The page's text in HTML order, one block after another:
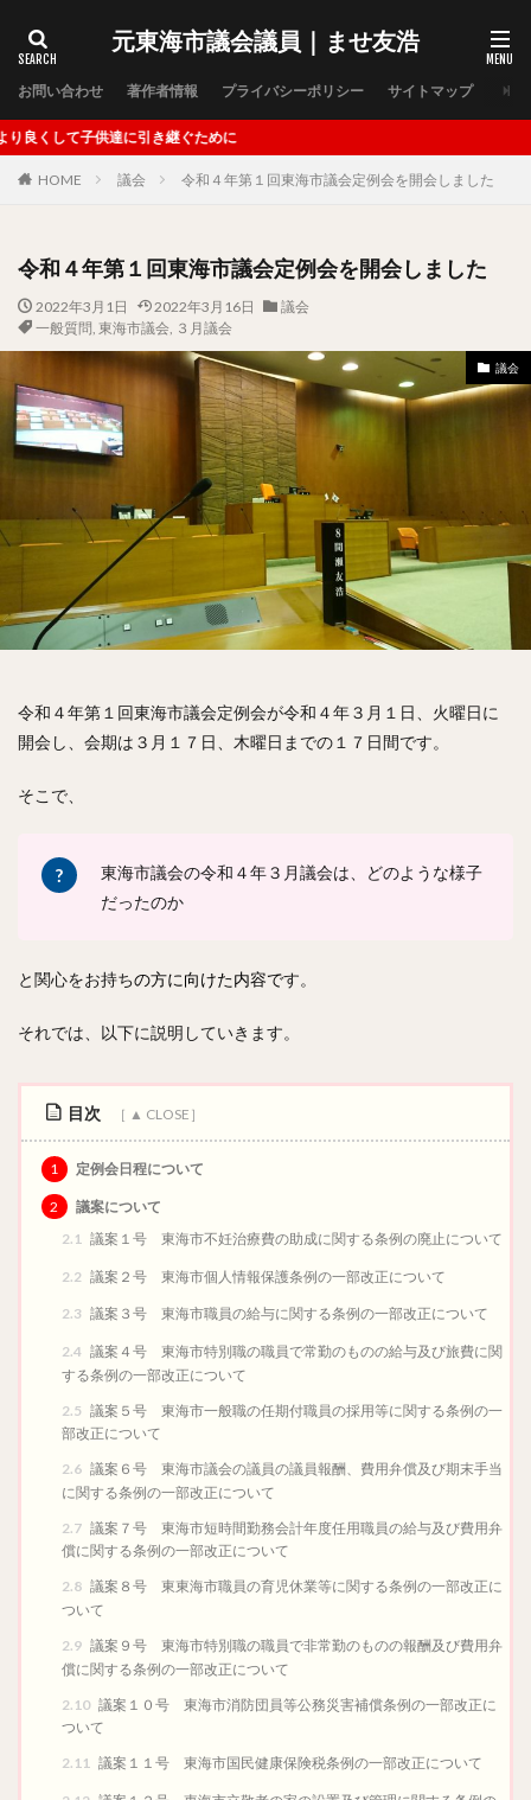
元東海市議会議員｜ませ友浩
お問い合わせ 著作者情報 プライバシーポリシー サイトマップ
に引き継ぐために
HOME 議会 令和４年第１回東海市議会定例会を開会しました
令和４年第１回東海市議会定例会を開会しました
2022年3月1日 2022年3月16日
議会
一般質問, 東海市議会, ３月議会
議会
令和４年第１回東海市議会定例会が令和４年３月１日、火曜日に
開会し、会期は３月１７日、木曜日までの１７日間です。
そこで、
東海市議会の令和４年３月議会は、どのような様子
だったのか
と関心をお持ちの方に向けた内容です。
それでは、以下に説明していきます。
目次
1 定例会日程について
2
議案について
2.1 議案１号 東海市不妊治療費の助成に関する条例の廃止について
2.2 議案２号 東海市個人情報保護条例の一部改正について
2.3 議案３号 東海市職員の給与に関する条例の一部改正について
2.4 議案４号 東海市特別職の職員で常勤のものの給与及び旅費に関
する条例の一部改正について
2.5 議案５号 東海市一般職の任期付職員の採用等に関する条例の一
部改正について
2.6 議案６号 東海市議会の議員の議員報酬、費用弁償及び期末手当
に関する条例の一部改正について
2.7 議案７号 東海市短時間勤務会計年度任用職員の給与及び費用弁
償に関する条例の一部改正について
2.8 議案８号 東東海市職員の育児休業等に関する条例の一部改正に
ついて
2.9 議案９号 東海市特別職の職員で非常勤のものの報酬及び費用弁
償に関する条例の一部改正について
2.10 議案１０号 東海市消防団員等公務災害補償条例の一部改正に
ついて
2.11 議案１１号 東海市国民健康保険税条例の一部改正について
児童虐待防止策の強化
子どもの養育支援
学校の感染症情報管理
新型コロナウィルス緊急支援
木全周平
河合純白
蟹江梨央
行政の新しい仕事様式
長島沙紀香
高齢者のＩＣＴ活用支援
ｅスポーツ
３月議会
６月議会 ９月議会
１２月議会
立候補
臨時会
天王社
猩猩 船津神社
地域運営
Society5.0 一般質問
愛知県議会議長
MICE 教育環境
2030SDGs
学校プール
健診情報
小中学生の体力
学習支援
妊産婦支援 RPA
女性の再就職支援
創業支援
地域運営団体の法人化
不登校支援
放課後児童健全育成事業の充実
スーパーシティ
道路関連情報の提供
東海市ふるさと大使
成人の集い
中部国際空港
自治会 町会
東海市議会
豊川稲荷 ハザードマップ
障がい者雇用
大仏
聚楽園公園
Aichi Sky Expo
愛知国際展示場
呻吟語
格言
森川葵
呂新吾 榊原有佑
二宮尊徳
橋本聖子
山浦ひさし 鈴木政二
神野博史
久松倫子
中尾博憲